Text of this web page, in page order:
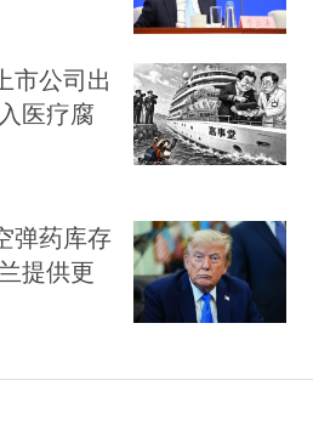
市公司出
医疗腐
弹药库存
提供更